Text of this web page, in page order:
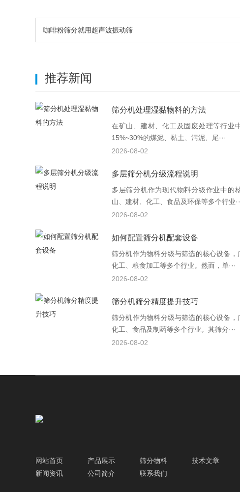
咖啡粉筛分就用超声波振动筛
推荐新闻
筛分机处理湿黏物料的方法
在矿山、建材、化工及固废处理等行业
15%~30%的煤泥、黏土、污泥、尾···
2026-08-02
多层筛分机分级流程说明
多层筛分机作为现代物料分级作业中的
山、建材、化工、食品及环保等多个行业
2026-08-02
如何配置筛分机配套设备
筛分机作为物料分级与筛选的核心设备，
化工、粮食加工等多个行业。然而，单···
2026-08-02
筛分机筛分精度提升技巧
筛分机作为物料分级与筛选的核心设备，
化工、食品及制药等多个行业。其筛分···
2026-08-02
网站首页 产品展示 筛分物料
技术文章
新闻资讯
公司简介 联系我们